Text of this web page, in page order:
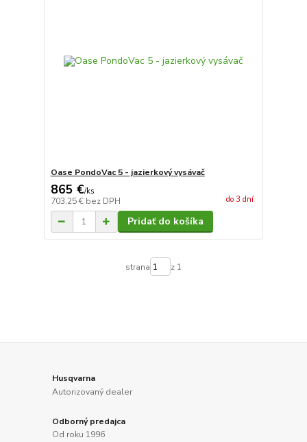
Oase PondoVac 5 - jazierkový vysávač
865 €/ks
703,25 € bez DPH do 3 dní
Pridať do košíka
strana z 1
Husqvarna
Autorizovaný dealer
Odborný predajca
Od roku 1996